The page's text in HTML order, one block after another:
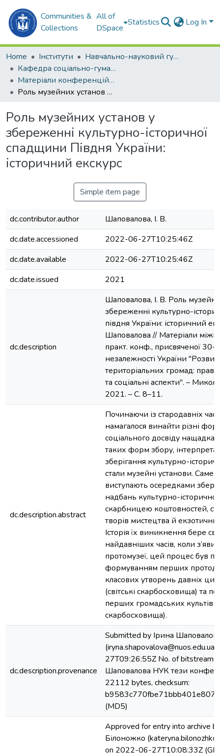
Communities &
Collections
All of
DSpace
Statistics Log In
Home Інститути
Навчально-науковий гуманітарний інститут (ННГІ)
Кафедра соціально-гуманітарних дисциплін та філософії (СГДтаФ)
Матеріали конференцій (СГДтаФ)
Роль музейних установ у збереженні культурно-історичної спадщини Півдня України: історичний екскурс
Роль музейних установ у
збереженні культурно-історичної
спадщини Півдня України:
історичний екскурс
Simple item page
dc.contributor.author
Шаповалова, І. В.
dc.date.accessioned
2022-06-27T10:25:46Z
dc.date.available
2022-06-27T10:25:46Z
dc.date.issued
2021
dc.description
Шаповалова, І. В. Роль
збереженні культурно-
півдня України: історичний
Шаповалова // Матеріали
практ. конф., присвяченої 30-
незалежності України
територіальних громад:
та соціальні аспекти". –
2021. – С. 8–11.
dc.description.abstract
Починаючи із стародавніх
намагалося винайти різні
соціального досвіду
таких форм збору,
зберігання культурно-
стали музейні установи. Саме
виступають осередками
надбань культурно-
скарбницею коштовностей,
творів мистецтва й
Історія їх виникнення бере
найдавніших часів, коли
протомузеї, цей процес був
формуванням перших
класових утворень давніх
(світські скарбосховища) та
перших громадських культів
скарбосховища).
dc.description.provenance
Submitted by Ірина
27T09:26:55Z No. of
Шаповалова НУК тези
22112 bytes, checksum:
(MD5)
Approved for entry into archive
Білоножко
on 2022-06-27T10:08:33Z